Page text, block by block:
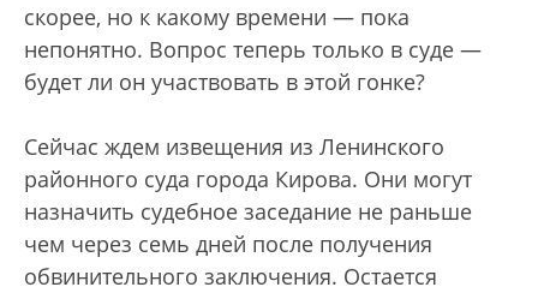
скорее, но к какому времени — пока
непонятно. Вопрос теперь только в суде —
будет ли он участвовать в этой гонке?
Сейчас ждем извещения из Ленинского
районного суда города Кирова. Они могут
назначить судебное заседание не раньше
чем через семь дней после получения
обвинительного заключения. Остается